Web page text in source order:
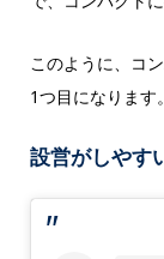
このように、コ
1つ目になります。
設営がしやす